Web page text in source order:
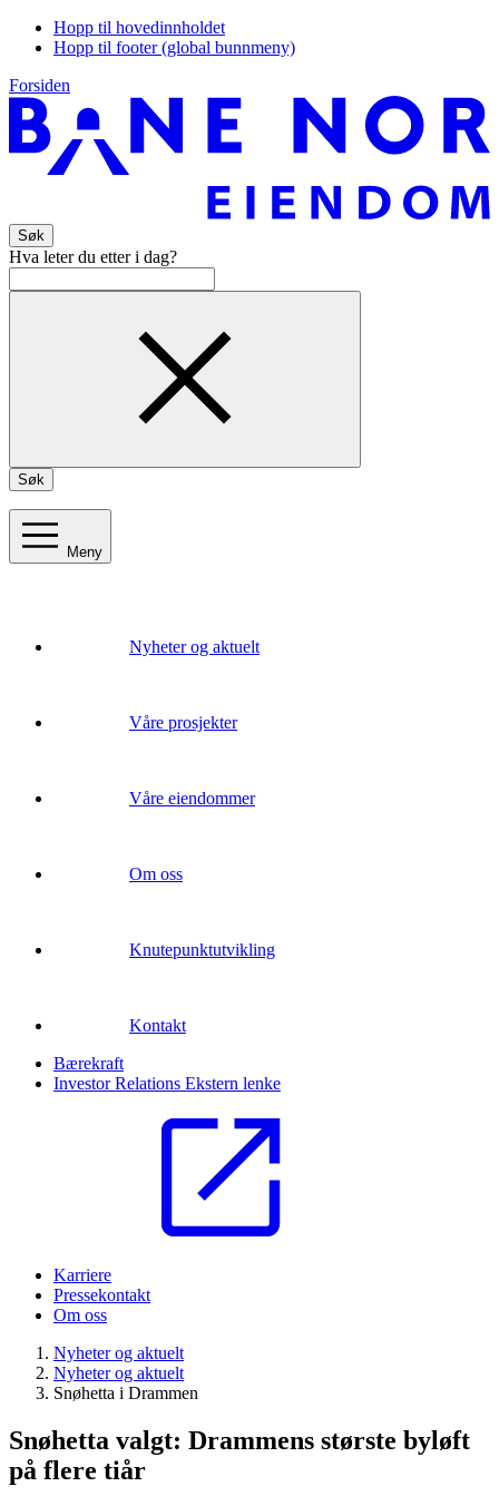
Hopp til hovedinnholdet
Hopp til footer (global bunnmeny)
Forsiden
Søk
Hva leter du etter i dag?
Søk
Meny
Nyheter og aktuelt
Våre prosjekter
Våre eiendommer
Om oss
Knutepunktutvikling
Kontakt
Bærekraft
Investor Relations Ekstern lenke
Karriere
Pressekontakt
Om oss
Nyheter og aktuelt
Nyheter og aktuelt
Snøhetta i Drammen
Snøhetta valgt: Drammens største byløft
på flere tiår